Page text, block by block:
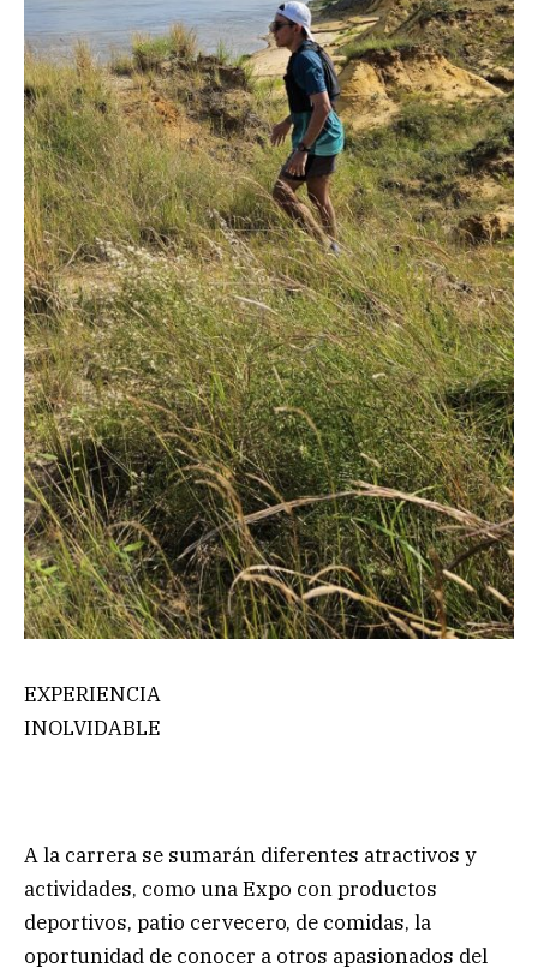
EXPERIENCIA
INOLVIDABLE
A la carrera se sumarán diferentes atractivos y
actividades, como una Expo con productos
deportivos, patio cervecero, de comidas, la
oportunidad de conocer a otros apasionados del